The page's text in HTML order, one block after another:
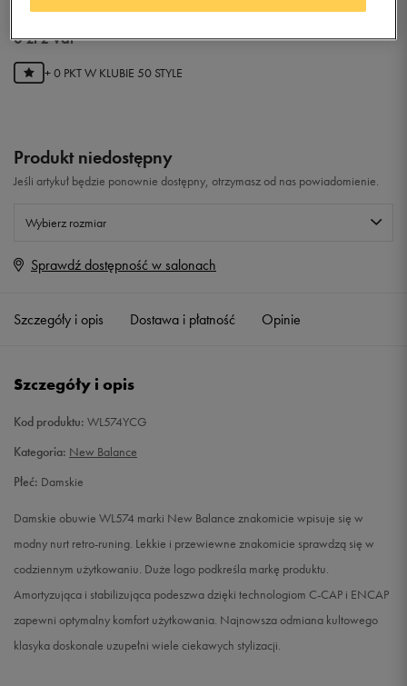
0.0(0)
0złz Vat
+ 0 PKT W KLUBIE 50 STYLE
Produkt niedostępny
Jeśli artykuł będzie ponownie dostępny, otrzymasz od nas powiadomienie.
Wybierz rozmiar
Rozmiary EU
36,5
Sprawdź dostępność w salonach
Szczegóły i opis Dostawa i płatność Opinie
Szczegóły i opis
Kod produktu: WL574YCG
Kategoria: New Balance
Płeć: Damskie
Damskie obuwie WL574 marki New Balance znakomicie wpisuje się w
modny nurt retro-runing. Lekkie i przewiewne znakomicie sprawdzą się w
codziennym użytkowaniu. Duże logo podkreśla markę produktu.
Amortyzująca i stabilizująca podeszwa dzięki technologiom C-CAP i ENCAP
zapewni optymalny komfort użytkowania. Najnowsza odmiana kultowego
klasyka doskonale uzupełni wiele ciekawych stylizacji.